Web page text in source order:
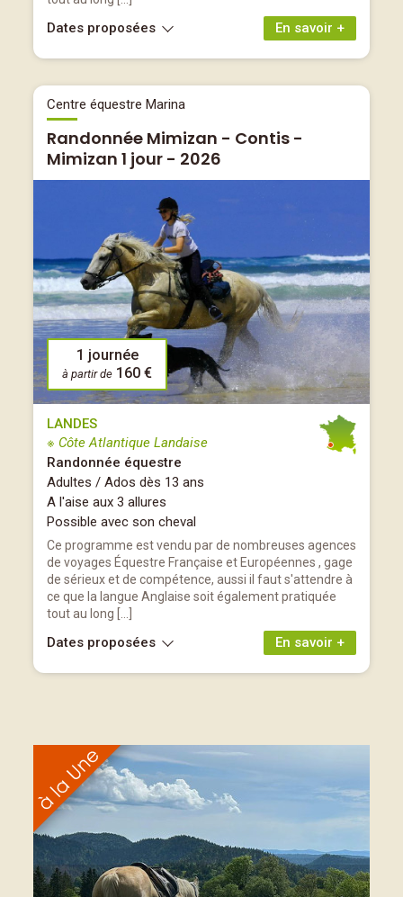
En savoir +
Dates proposées
Centre équestre Marina
Randonnée Mimizan - Contis -
Mimizan 1 jour - 2026
1 journée
à partir de 160 €
LANDES
※ Côte Atlantique Landaise
Randonnée équestre
Adultes / Ados dès 13 ans
A l'aise aux 3 allures
Possible avec son cheval
Ce programme est vendu par de nombreuses agences
de voyages Équestre Française et Européennes , gage
de sérieux et de compétence, aussi il faut s'attendre à
ce que la langue Anglaise soit également pratiquée
tout au long […]
En savoir +
Dates proposées